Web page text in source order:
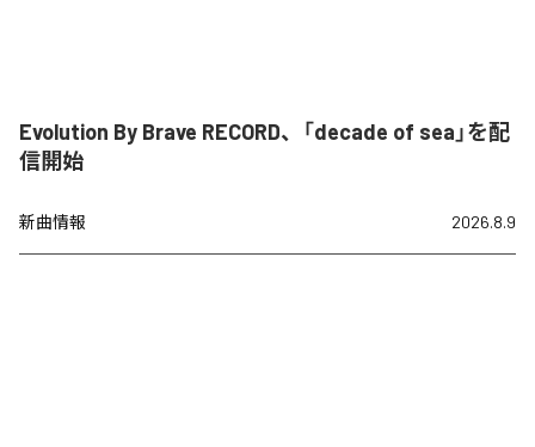
Evolution By Brave RECORD、「decade of sea」を配
信開始
新曲情報 2026.8.9